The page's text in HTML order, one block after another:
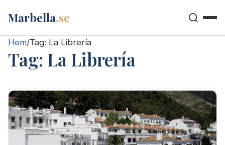
Marbella.se
Hem/Tag: La Librería
Tag: La Librería